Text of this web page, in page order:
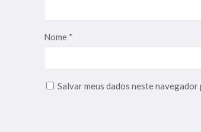
Nome *
Salvar meus dados neste